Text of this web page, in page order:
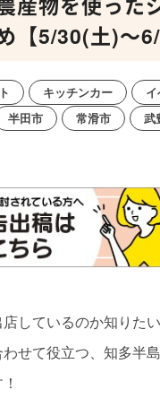
【5/30(土)～6/
キッチンカー イ
半田市 常滑市 武
しているのか知りた
せて役立つ、知多半